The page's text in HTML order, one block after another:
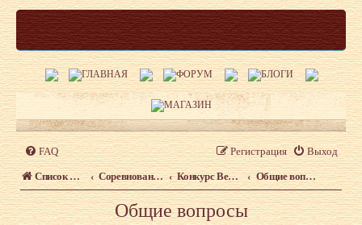
FAQ Выход
Регистрация
Список форумов Соревнования и выставки судомоделистов Конкурс Верфь на столе – 2012 Общие вопросы
Общие вопросы